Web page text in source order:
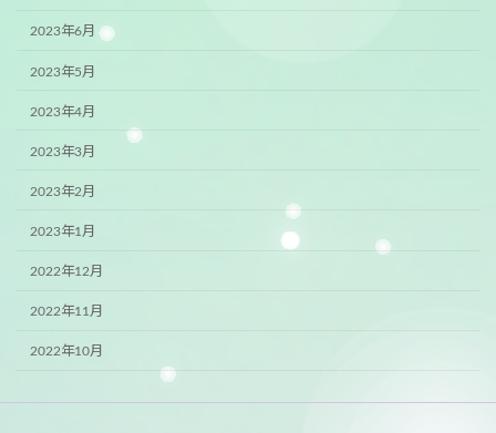
2023年6月
2023年5月
2023年4月
2023年3月
2023年2月
2023年1月
2022年12月
2022年11月
2022年10月